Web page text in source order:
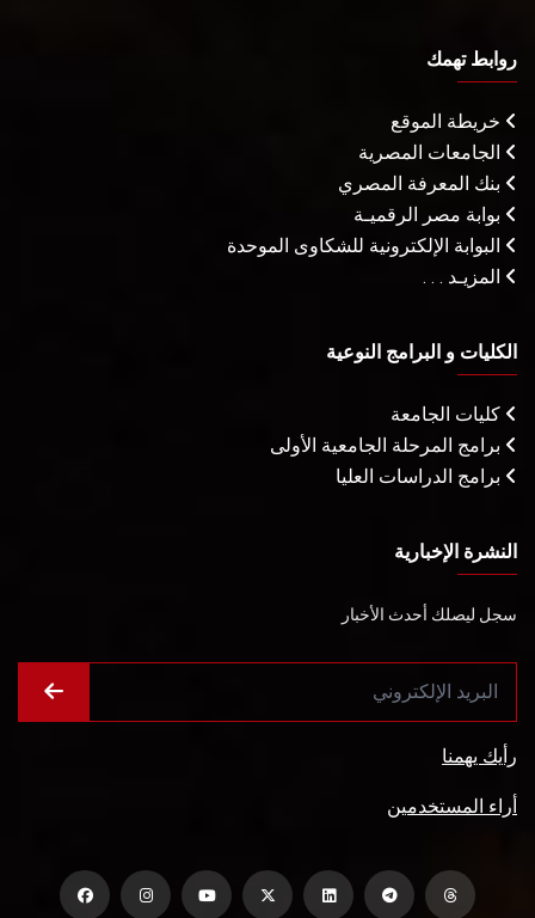
روابط تهمك
خريطة الموقع
الجامعات المصرية
بنك المعرفة المصري
بوابة مصر الرقميـة
البوابة الإلكترونية للشكاوى الموحدة
المزيـد . . .
الكليات و البرامج النوعية
كليات الجامعة
برامج المرحلة الجامعية الأولى
برامج الدراسات العليا
النشرة الإخبارية
سجل ليصلك أحدث الأخبار
رأيك يهمنا
أراء المستخدمين